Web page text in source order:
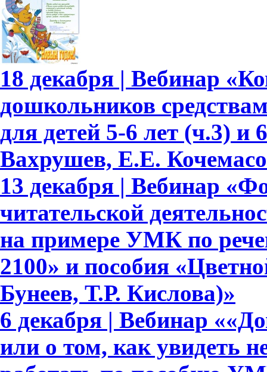
18 декабря | Вебинар
дошкольников
для детей 5-6 лет (ч.3)
Вахрушев, Е.Е.
13 декабря | Вебинар
читательской
на примере УМК по
2100» и пособия
Бунеев, Т.Р. Кислова)»
6 декабря | Вебинар
или о том, как увидеть